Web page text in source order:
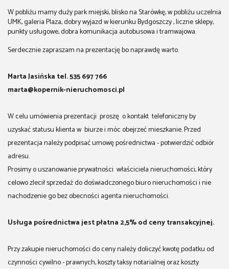
W pobliżu mamy duży park miejski, blisko na Starówkę, w pobliżu uczelnia
UMK, galeria Plaza, dobry wyjazd w kierunku Bydgoszczy , liczne sklepy,
punkty usługowe, dobra komunikacja autobusowa i tramwajowa.
Serdecznie zapraszam na prezentację bo naprawdę warto.
Marta Jasińska tel. 535 697 766
marta@kopernik-nieruchomosci.pl
W celu umówienia prezentacji proszę o kontakt telefoniczny by
uzyskać statusu klienta w biurze i móc obejrzeć mieszkanie. Przed
prezentacja należy podpisać umowę pośrednictwa - potwierdzić odbiór
adresu.
Prosimy o uszanowanie prywatności właściciela nieruchomości, który
celowo zlecił sprzedaż do doświadczonego biuro nieruchomości i nie
nachodzenie go bez obecności agenta nieruchomości.
Usługa pośrednictwa jest płatna 2,5% od ceny transakcyjnej.
Przy zakupie nieruchomości do ceny należy doliczyć kwotę podatku od
czynności cywilno - prawnych, koszty taksy notarialnej oraz koszty